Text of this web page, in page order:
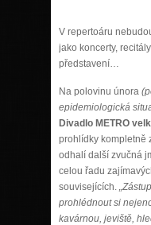
V repertoáru
jako koncerty,
představení…
Na polovinu února
epidemiologická
Divadlo METRO
prohlídky kompletně
odhalí další zvučná
celou řadu
souvisejících.
prohlédnout si
kavárnou, jeviště,